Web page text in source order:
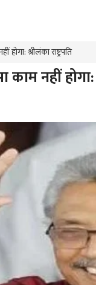
श्रीलंका राष्ट्रपति
नहीं होगा: